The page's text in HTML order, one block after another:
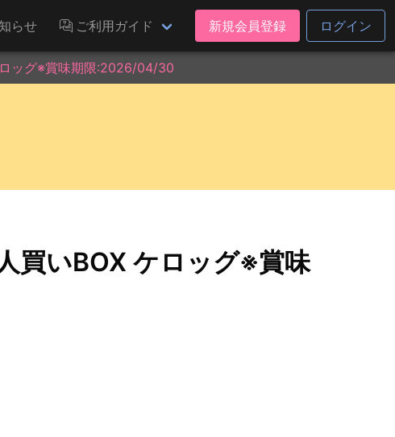
らせ ご利用ガイド 新規会員登録 ログイン
ロッグ※賞味期限:2026/04/30
買いBOX ケロッグ※賞味